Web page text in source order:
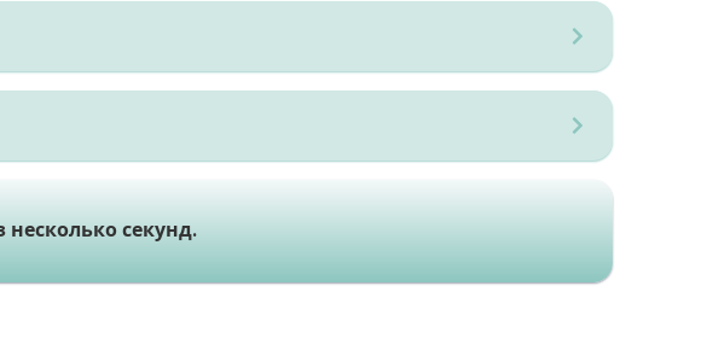
секунд.